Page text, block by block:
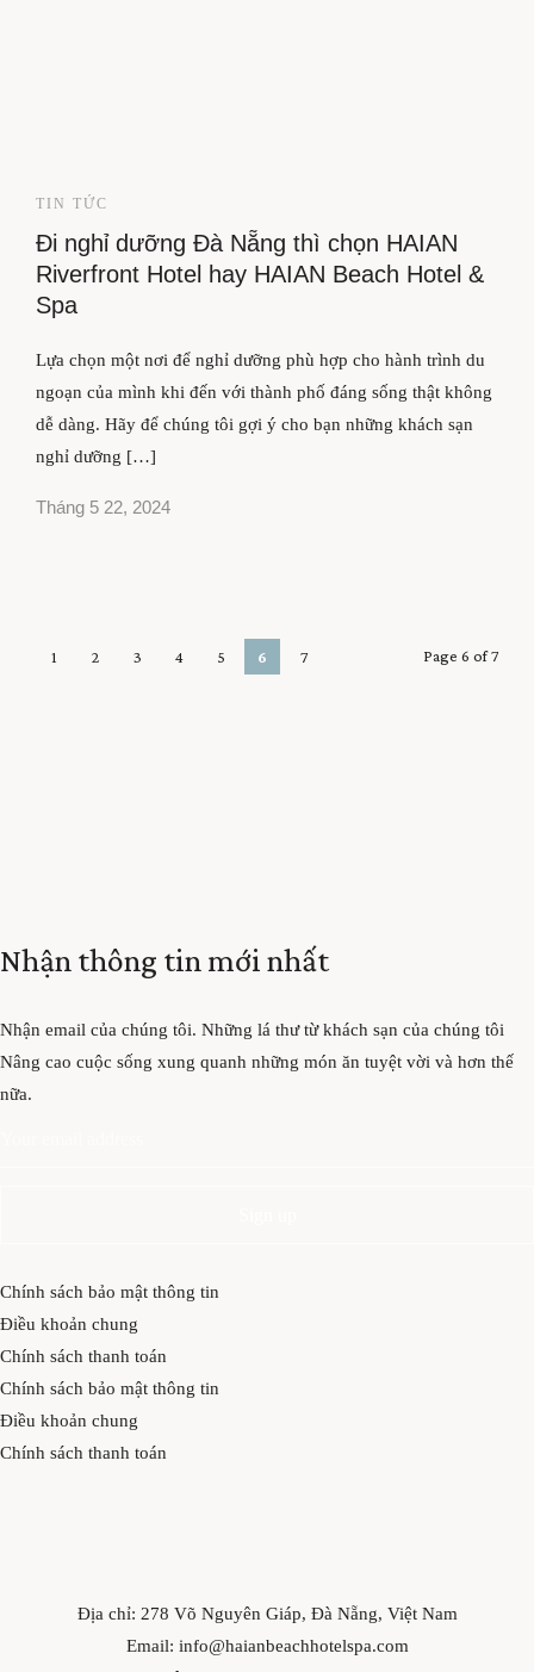
TIN TỨC
Đi nghỉ dưỡng Đà Nẵng thì chọn HAIAN
Riverfront Hotel hay HAIAN Beach Hotel &
Spa
Lựa chọn một nơi để nghỉ dưỡng phù hợp cho hành trình du
ngoạn của mình khi đến với thành phố đáng sống thật không
dễ dàng. Hãy để chúng tôi gợi ý cho bạn những khách sạn
nghỉ dưỡng […]
Tháng 5 22, 2024
1 2 3 4 5 6 7 Page 6 of 7
Nhận thông tin mới nhất
Nhận email của chúng tôi. Những lá thư từ khách sạn của chúng tôi
Nâng cao cuộc sống xung quanh những món ăn tuyệt vời và hơn thế
nữa.
Chính sách bảo mật thông tin
Điều khoản chung
Chính sách thanh toán
Chính sách bảo mật thông tin
Điều khoản chung
Chính sách thanh toán
Địa chỉ: 278 Võ Nguyên Giáp, Đà Nẵng, Việt Nam
Email: info@haianbeachhotelspa.com